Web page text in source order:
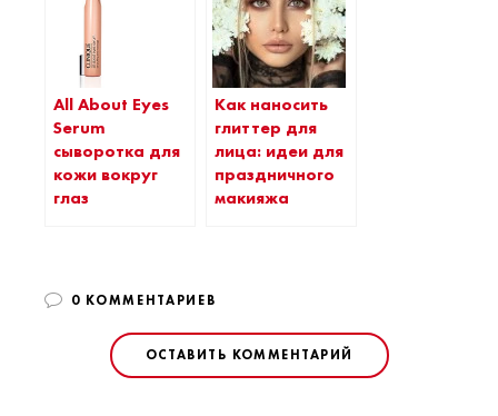
All About Eyes
Serum
сыворотка для
кожи вокруг
глаз
Как наносить
глиттер для
лица: идеи для
праздничного
макияжа
0 КОММЕНТАРИЕВ
ОСТАВИТЬ КОММЕНТАРИЙ